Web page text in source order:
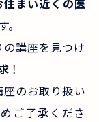
住まい近くの医
。
講座を見つけ
！
のお取り扱い
ご了承くださ